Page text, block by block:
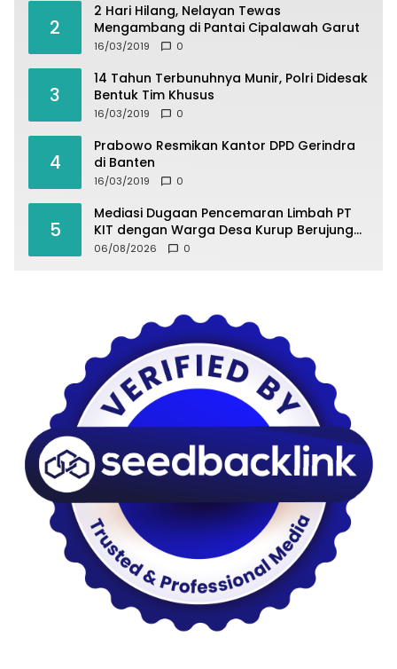
2
2 Hari Hilang, Nelayan Tewas
Mengambang di Pantai Cipalawah Garut
16/03/2019 0
3
14 Tahun Terbunuhnya Munir, Polri Didesak
Bentuk Tim Khusus
16/03/2019 0
4
Prabowo Resmikan Kantor DPD Gerindra
di Banten
16/03/2019 0
5
Mediasi Dugaan Pencemaran Limbah PT
KIT dengan Warga Desa Kurup Berujung
Buntu
06/08/2026 0